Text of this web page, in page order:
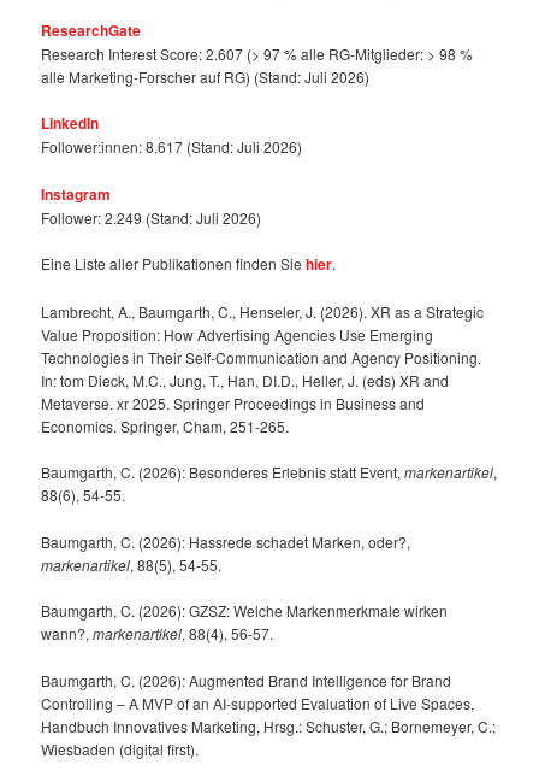
ResearchGate
Research Interest Score: 2.607 (> 97 % alle RG-Mitglieder: > 98 %
alle Marketing-Forscher auf RG) (Stand: Juli 2026)
LinkedIn
Follower:innen: 8.617 (Stand: Juli 2026)
Instagram
Follower: 2.249 (Stand: Juli 2026)
Eine Liste aller Publikationen finden Siehier.
Lambrecht, A., Baumgarth, C., Henseler, J. (2026). XR as a Strategic
Value Proposition: How Advertising Agencies Use Emerging
Technologies in Their Self-Communication and Agency Positioning.
In: tom Dieck, M.C., Jung, T., Han, DI.D., Heller, J. (eds) XR and
Metaverse. xr 2025. Springer Proceedings in Business and
Economics. Springer, Cham, 251-265.
Baumgarth, C. (2026): Besonderes Erlebnis statt Event,markenartikel,
88(6), 54-55.
Baumgarth, C. (2026): Hassrede schadet Marken, oder?,
markenartikel, 88(5), 54-55.
Baumgarth, C. (2026): GZSZ: Welche Markenmerkmale wirken
wann?,markenartikel, 88(4), 56-57.
Baumgarth, C. (2026): Augmented Brand Intelligence for Brand
Controlling – A MVP of an AI-supported Evaluation of Live Spaces,
Handbuch Innovatives Marketing, Hrsg.: Schuster, G.; Bornemeyer, C.;
Wiesbaden (digital first).